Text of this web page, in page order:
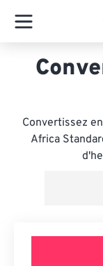
Convertissez
Africa